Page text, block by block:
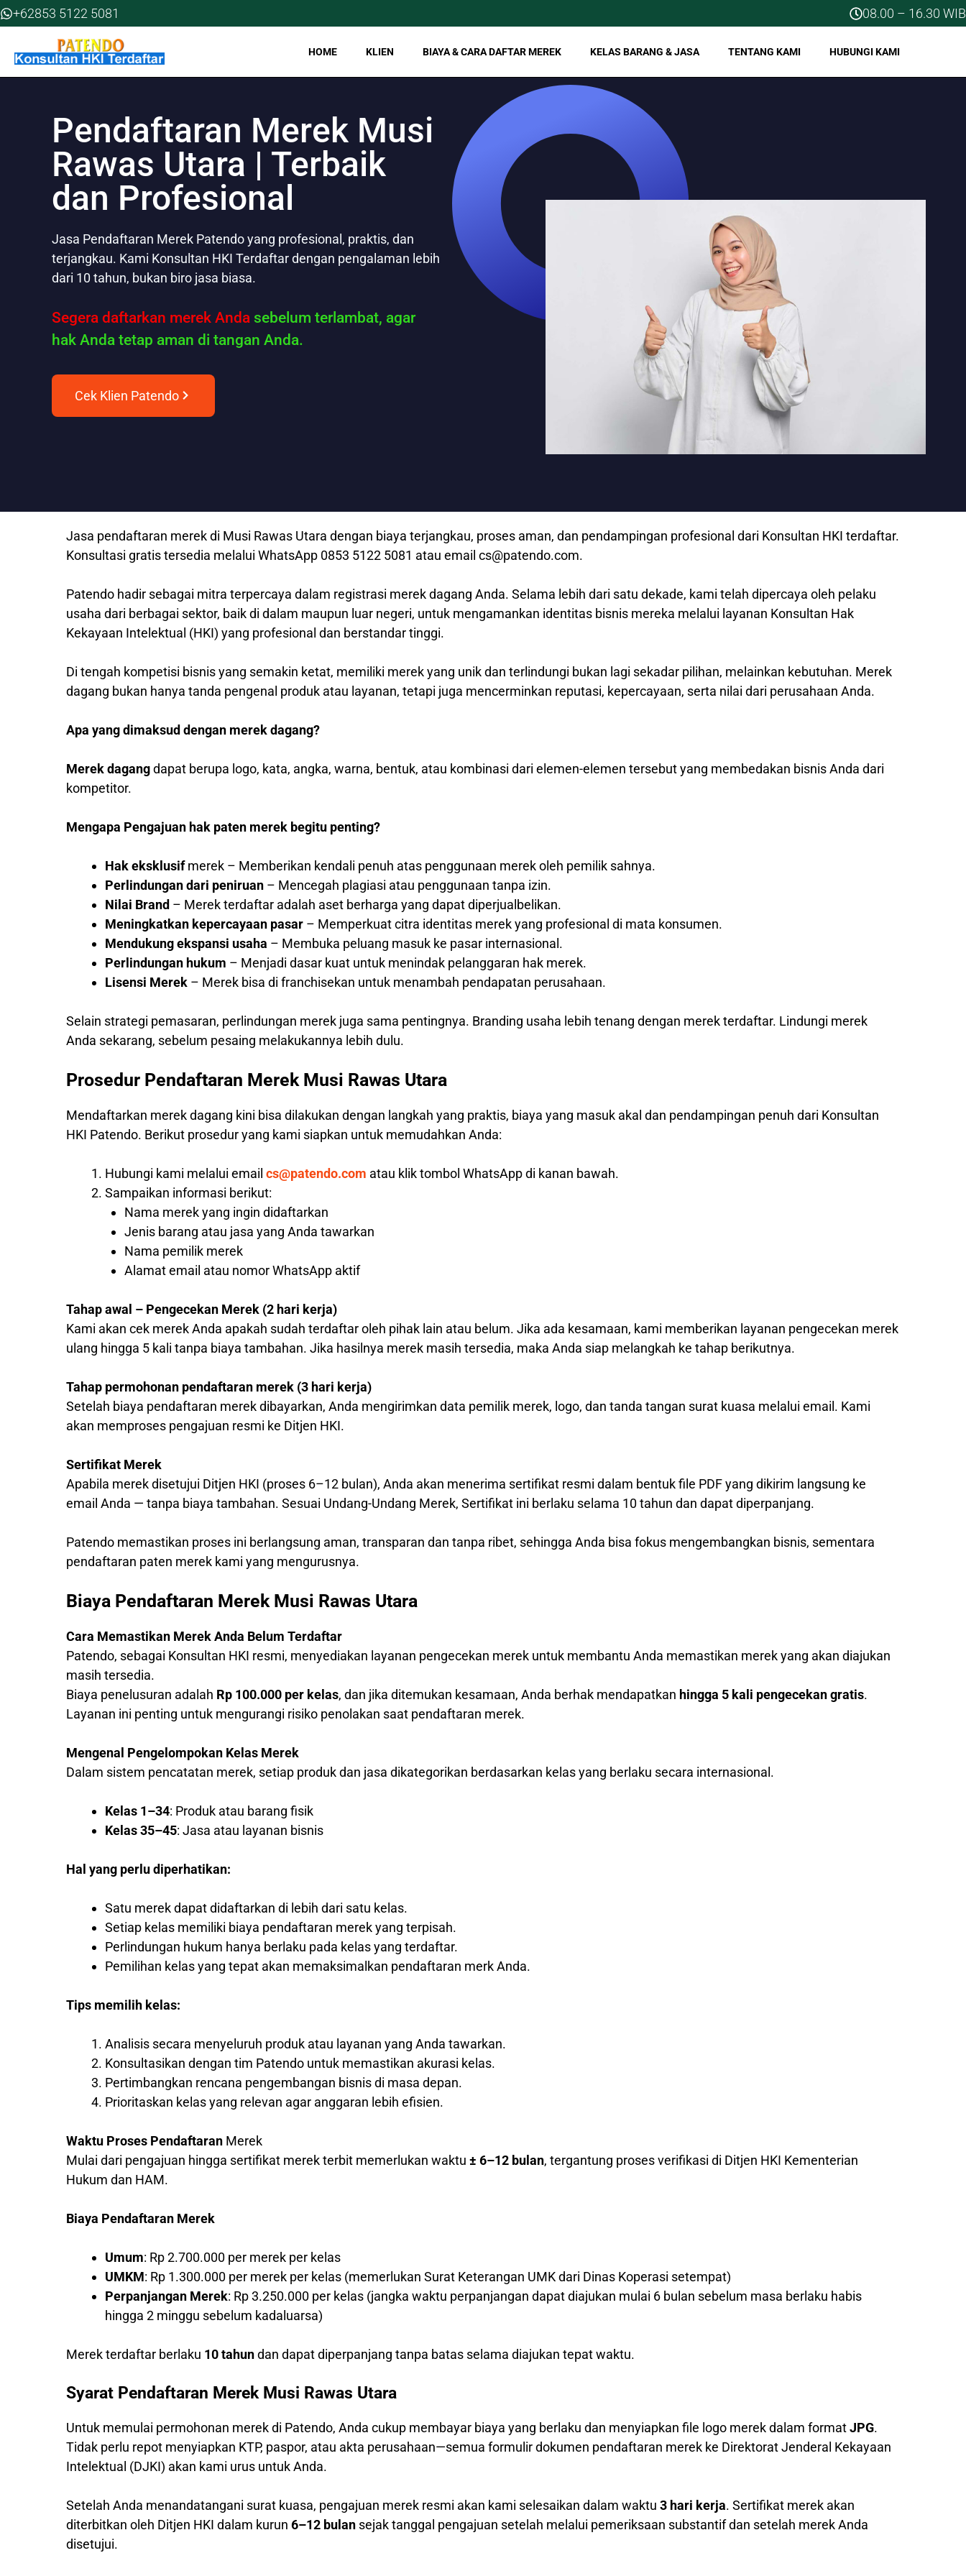
Skip
to
+62853 5122 5081 08.00 – 16.30 WIB
HOME KLIEN BIAYA & CARA DAFTAR MEREK KELAS BARANG & JASA TENTANG KAMI HUBUNGI KAMI
Pendaftaran Merek Musi
Rawas Utara | Terbaik
dan Profesional
Jasa Pendaftaran Merek Patendo yang profesional, praktis, dan
terjangkau. Kami Konsultan HKI Terdaftar dengan pengalaman lebih
dari 10 tahun, bukan biro jasa biasa.
Segera daftarkan merek Anda sebelum terlambat, agar
hak Anda tetap aman di tangan Anda.
Cek Klien Patendo
Jasa pendaftaran merek di Musi Rawas Utara dengan biaya terjangkau, proses aman, dan pendampingan profesional dari Konsultan HKI terdaftar.
Konsultasi gratis tersedia melalui WhatsApp 0853 5122 5081 atau email cs@patendo.com.
Patendo hadir sebagai mitra terpercaya dalam registrasi merek dagang Anda. Selama lebih dari satu dekade, kami telah dipercaya oleh pelaku
usaha dari berbagai sektor, baik di dalam maupun luar negeri, untuk mengamankan identitas bisnis mereka melalui layanan Konsultan Hak
Kekayaan Intelektual (HKI) yang profesional dan berstandar tinggi.
Di tengah kompetisi bisnis yang semakin ketat, memiliki merek yang unik dan terlindungi bukan lagi sekadar pilihan, melainkan kebutuhan. Merek
dagang bukan hanya tanda pengenal produk atau layanan, tetapi juga mencerminkan reputasi, kepercayaan, serta nilai dari perusahaan Anda.
Apa yang dimaksud dengan merek dagang?
Merek dagangdapat berupa logo, kata, angka, warna, bentuk, atau kombinasi dari elemen-elemen tersebut yang membedakan bisnis Anda dari
kompetitor.
Mengapa Pengajuan hak paten merek begitu penting?
Hak eksklusifmerek – Memberikan kendali penuh atas penggunaan merek oleh pemilik sahnya.
Perlindungan dari peniruan – Mencegah plagiasi atau penggunaan tanpa izin.
Nilai Brand – Merek terdaftar adalah aset berharga yang dapat diperjualbelikan.
Meningkatkan kepercayaan pasar – Memperkuat citra identitas merek yang profesional di mata konsumen.
Mendukung ekspansi usaha – Membuka peluang masuk ke pasar internasional.
Perlindungan hukum – Menjadi dasar kuat untuk menindak pelanggaran hak merek.
Lisensi Merek – Merek bisa di franchisekan untuk menambah pendapatan perusahaan.
Selain strategi pemasaran, perlindungan merek juga sama pentingnya. Branding usaha lebih tenang dengan merek terdaftar. Lindungi merek
Anda sekarang, sebelum pesaing melakukannya lebih dulu.
Prosedur Pendaftaran Merek Musi Rawas Utara
Mendaftarkan merek dagang kini bisa dilakukan dengan langkah yang praktis, biaya yang masuk akal dan pendampingan penuh dari Konsultan
HKI Patendo. Berikut prosedur yang kami siapkan untuk memudahkan Anda:
Hubungi kami melalui email cs@patendo.com atau klik tombol WhatsApp di kanan bawah.
Sampaikan informasi berikut:
Nama merek yang ingin didaftarkan
Jenis barang atau jasa yang Anda tawarkan
Nama pemilik merek
Alamat email atau nomor WhatsApp aktif
Tahap awal – Pengecekan Merek (2 hari kerja)
Kami akan cek merek Anda apakah sudah terdaftar oleh pihak lain atau belum. Jika ada kesamaan, kami memberikan layanan pengecekan merek
ulang hingga 5 kali tanpa biaya tambahan. Jika hasilnya merek masih tersedia, maka Anda siap melangkah ke tahap berikutnya.
Tahap permohonan pendaftaran merek (3 hari kerja)
Setelah biaya pendaftaran merek dibayarkan, Anda mengirimkan data pemilik merek, logo, dan tanda tangan surat kuasa melalui email. Kami
akan memproses pengajuan resmi ke Ditjen HKI.
Sertifikat Merek
Apabila merek disetujui Ditjen HKI (proses 6–12 bulan), Anda akan menerima sertifikat resmi dalam bentuk file PDF yang dikirim langsung ke
email Anda — tanpa biaya tambahan. Sesuai Undang-Undang Merek, Sertifikat ini berlaku selama 10 tahun dan dapat diperpanjang.
Patendo memastikan proses ini berlangsung aman, transparan dan tanpa ribet, sehingga Anda bisa fokus mengembangkan bisnis, sementara
pendaftaran paten merek kami yang mengurusnya.
Biaya Pendaftaran Merek Musi Rawas Utara
Cara Memastikan Merek Anda Belum Terdaftar
Patendo, sebagai Konsultan HKI resmi, menyediakan layanan pengecekan merek untuk membantu Anda memastikan merek yang akan diajukan
masih tersedia.
Biaya penelusuran adalah Rp 100.000 per kelas, dan jika ditemukan kesamaan, Anda berhak mendapatkan hingga 5 kali pengecekan gratis.
Layanan ini penting untuk mengurangi risiko penolakan saat pendaftaran merek.
Mengenal Pengelompokan Kelas Merek
Dalam sistem pencatatan merek, setiap produk dan jasa dikategorikan berdasarkan kelas yang berlaku secara internasional.
Kelas 1–34: Produk atau barang fisik
Kelas 35–45: Jasa atau layanan bisnis
Hal yang perlu diperhatikan:
Satu merek dapat didaftarkan di lebih dari satu kelas.
Setiap kelas memiliki biaya pendaftaran merek yang terpisah.
Perlindungan hukum hanya berlaku pada kelas yang terdaftar.
Pemilihan kelas yang tepat akan memaksimalkan pendaftaran merk Anda.
Tips memilih kelas:
Analisis secara menyeluruh produk atau layanan yang Anda tawarkan.
Konsultasikan dengan tim Patendo untuk memastikan akurasi kelas.
Pertimbangkan rencana pengembangan bisnis di masa depan.
Prioritaskan kelas yang relevan agar anggaran lebih efisien.
Waktu Proses Pendaftaran Merek
Mulai dari pengajuan hingga sertifikat merek terbit memerlukan waktu ± 6–12 bulan, tergantung proses verifikasi di Ditjen HKI Kementerian
Hukum dan HAM.
Biaya Pendaftaran Merek
Umum: Rp 2.700.000 per merek per kelas
UMKM: Rp 1.300.000 per merek per kelas (memerlukan Surat Keterangan UMK dari Dinas Koperasi setempat)
Perpanjangan Merek: Rp 3.250.000 per kelas (jangka waktu perpanjangan dapat diajukan mulai 6 bulan sebelum masa berlaku habis
hingga 2 minggu sebelum kadaluarsa)
Merek terdaftar berlaku 10 tahundan dapat diperpanjang tanpa batas selama diajukan tepat waktu.
Syarat Pendaftaran Merek Musi Rawas Utara
Untuk memulai permohonan merek di Patendo, Anda cukup membayar biaya yang berlaku dan menyiapkan file logo merek dalam formatJPG.
Tidak perlu repot menyiapkan KTP, paspor, atau akta perusahaan—semua formulir dokumen pendaftaran merek ke Direktorat Jenderal Kekayaan
Intelektual (DJKI) akan kami urus untuk Anda.
Setelah Anda menandatangani surat kuasa, pengajuan merek resmi akan kami selesaikan dalam waktu 3 hari kerja. Sertifikat merek akan
diterbitkan oleh Ditjen HKI dalam kurun 6–12 bulan sejak tanggal pengajuan setelah melalui pemeriksaan substantif dan setelah merek Anda
disetujui.